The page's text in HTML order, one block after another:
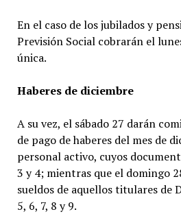
En el caso de los jubilados y
Previsión Social cobrarán el
única.
Haberes de diciembre
A su vez, el sábado 27 darán
de pago de haberes del mes de
personal activo, cuyos
3 y 4; mientras que el domingo
sueldos de aquellos titulares de
5, 6, 7, 8 y 9.